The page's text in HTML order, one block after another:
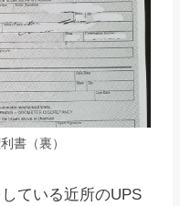
書（裏）
ている近所のUPS